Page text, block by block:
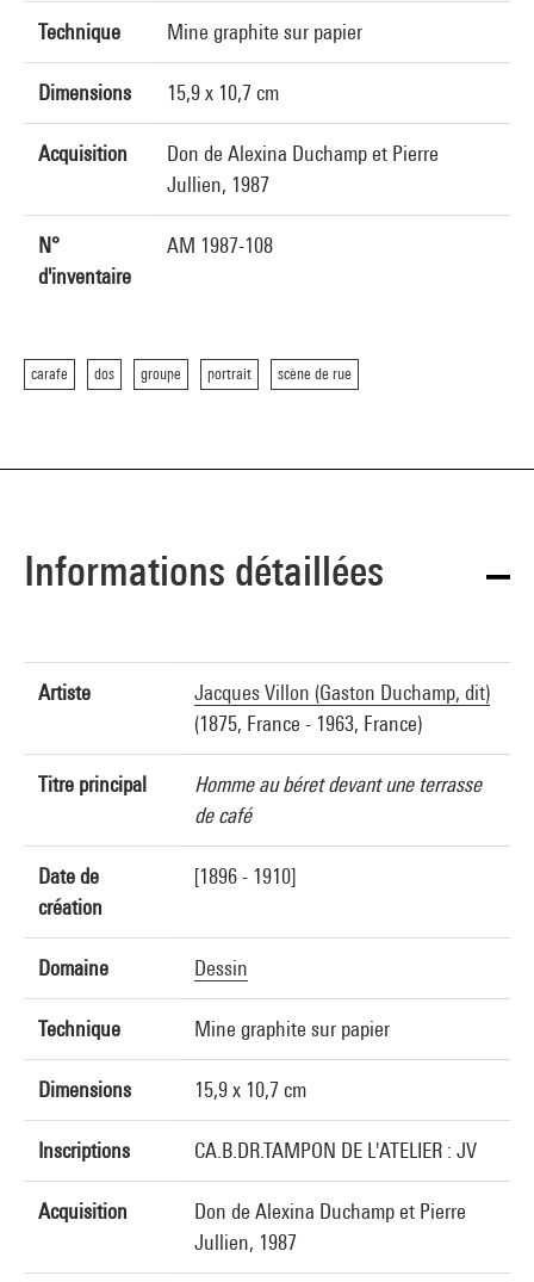
Technique Mine graphite sur papier
Dimensions 15,9 x 10,7 cm
Acquisition
Don de Alexina Duchamp et Pierre
Jullien, 1987
N°
d'inventaire
AM 1987-108
carafe dos groupe portrait scène de rue
Informations détaillées
Artiste
Jacques Villon (Gaston Duchamp, dit)
(1875, France - 1963, France)
Titre principal
Homme au béret devant une terrasse
de café
Date de
création
[1896 - 1910]
Domaine Dessin
Technique Mine graphite sur papier
Dimensions 15,9 x 10,7 cm
Inscriptions CA.B.DR.TAMPON DE L'ATELIER : JV
Acquisition
Don de Alexina Duchamp et Pierre
Jullien, 1987